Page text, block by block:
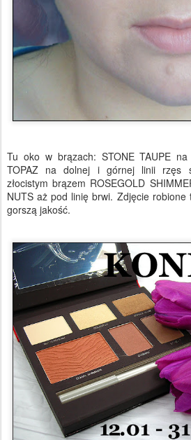
Tu oko w brązach: STONE TAUPE na
TOPAZ na dolnej i górnej linii rzęs
złocistym brązem ROSEGOLD
NUTS aż pod linię brwi. Zdjęcie robione
gorszą jakość.